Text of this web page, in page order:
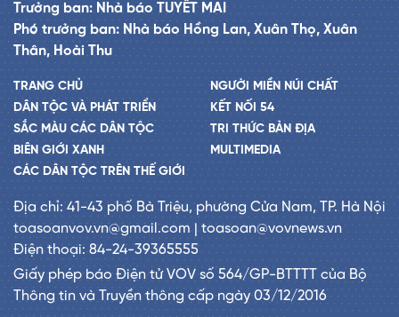
Trưởng ban: Nhà báo TUYẾT MAI
Phó trưởng ban: Nhà báo Hồng Lan, Xuân Thọ, Xuân
Thân, Hoài Thu
TRANG CHỦ
DÂN TỘC VÀ PHÁT TRIỂN
SẮC MÀU CÁC DÂN TỘC
BIÊN GIỚI XANH
CÁC DÂN TỘC TRÊN THẾ GIỚI
NGƯỜI MIỀN NÚI CHẤT
KẾT NỐI 54
TRI THỨC BẢN ĐỊA
MULTIMEDIA
Địa chỉ: 41-43 phố Bà Triệu, phường Cửa Nam, TP. Hà Nội
toasoanvov.vn@gmail.com | toasoan@vovnews.vn
Điện thoại: 84-24-39365555
Giấy phép báo Điện tử VOV số 564/GP-BTTTT của Bộ
Thông tin và Truyền thông cấp ngày 03/12/2016